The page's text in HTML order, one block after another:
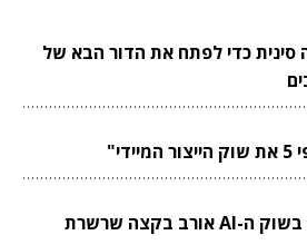
סינית כדי לפתח את הדור הבא של
צוואר הבקבוק הבא בשוק ה-AI אורב בקצה שרשרת